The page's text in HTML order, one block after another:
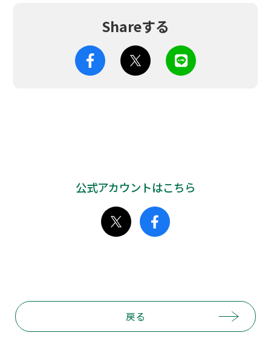
Shareする
公式アカウントはこちら
戻る